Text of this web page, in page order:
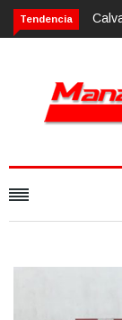
Tendencia